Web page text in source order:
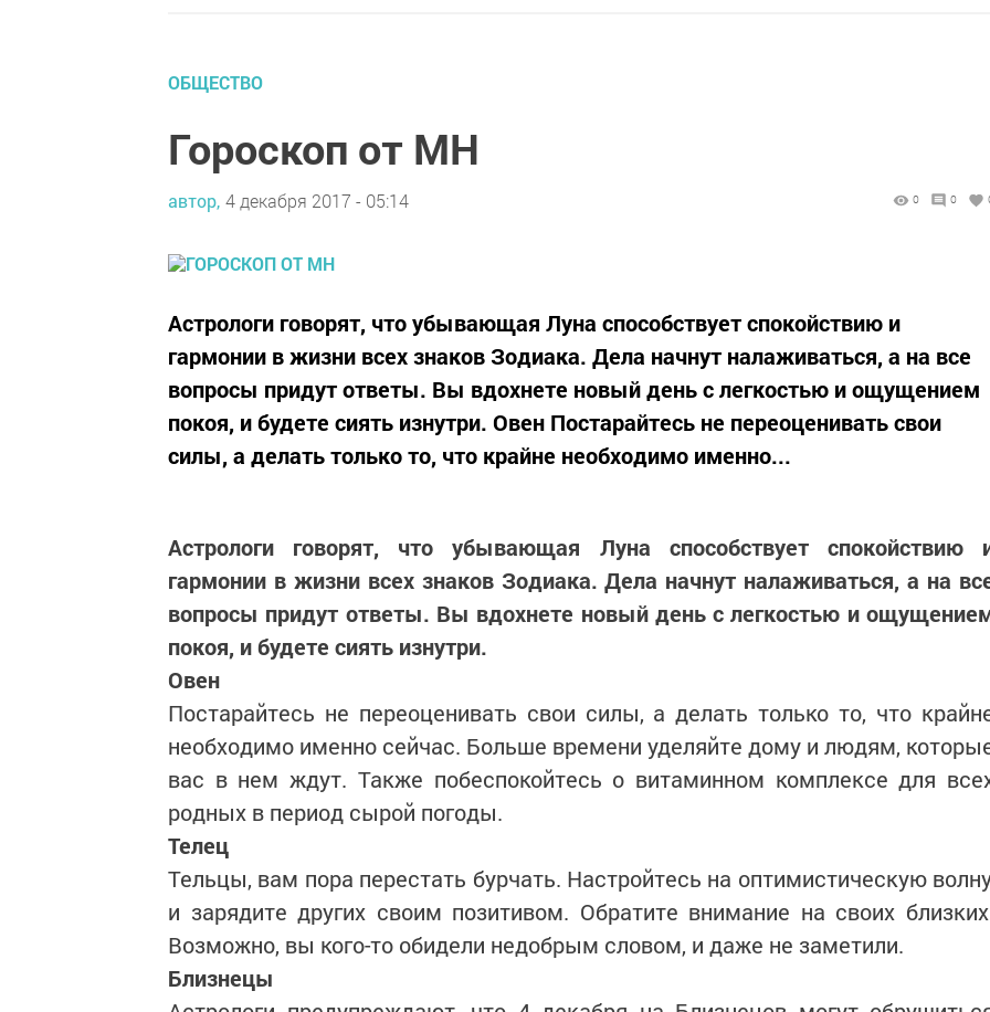
ОБЩЕСТВО
Гороскоп от МН
автор, 4 декабря 2017 - 05:14 0 0
Астрологи говорят, что убывающая Луна способствует спокойствию и
гармонии в жизни всех знаков Зодиака. Дела начнут налаживаться, а на все
вопросы придут ответы. Вы вдохнете новый день с легкостью и ощущением
покоя, и будете сиять изнутри. Овен Постарайтесь не переоценивать свои
силы, а делать только то, что крайне необходимо именно...
Астрологи говорят, что убывающая Луна способствует спокойствию
гармонии в жизни всех знаков Зодиака. Дела начнут налаживаться, а на
вопросы придут ответы. Вы вдохнете новый день с легкостью и
покоя, и будете сиять изнутри.
Овен
Постарайтесь не переоценивать свои силы, а делать только то, что
необходимо именно сейчас. Больше времени уделяйте дому и людям,
вас в нем ждут. Также побеспокойтесь о витаминном комплексе для
родных в период сырой погоды.
Телец
Тельцы, вам пора перестать бурчать. Настройтесь на оптимистическую
и зарядите других своим позитивом. Обратите внимание на своих
Возможно, вы кого-то обидели недобрым словом, и даже не заметили.
Близнецы